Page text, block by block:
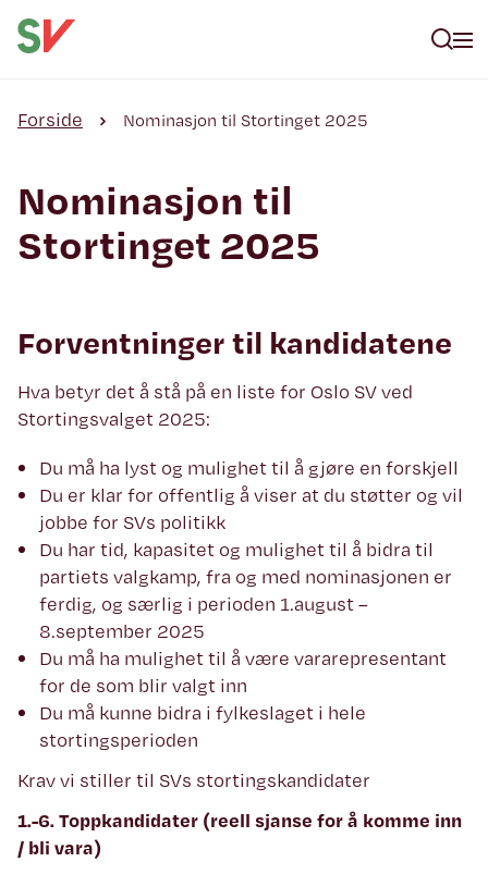
Forside Nominasjon til Stortinget 2025
Nominasjon til
Stortinget 2025
Forventninger til kandidatene
Hva betyr det å stå på en liste for Oslo SV ved
Stortingsvalget 2025:
Du må ha lyst og mulighet til å gjøre en forskjell
Du er klar for offentlig å viser at du støtter og vil
jobbe for SVs politikk
Du har tid, kapasitet og mulighet til å bidra til
partiets valgkamp, fra og med nominasjonen er
ferdig, og særlig i perioden 1.august –
8.september 2025
Du må ha mulighet til å være vararepresentant
for de som blir valgt inn
Du må kunne bidra i fylkeslaget i hele
stortingsperioden
Krav vi stiller til SVs stortingskandidater
1.-6. Toppkandidater (reell sjanse for å komme inn
/ bli vara)